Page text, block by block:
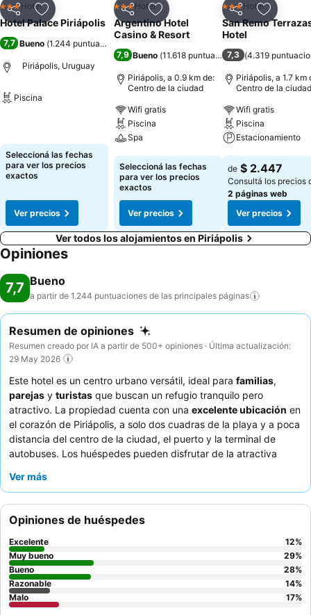
CompartirAñadir a favoritos
3 Estrellas
Hotel
Hotel Palace Piriápolis
7,7 Bueno (1.244 puntuaciones
Piriápolis, Uruguay
Piscina
Seleccioná las fechas
para ver los precios
exactos
Ver precios
CompartirAñadir a favoritos
3 Estrellas
Hotel
Argentino Hotel
Casino & Resort
7,9 Bueno (11.618 puntuaciones )
Piriápolis, a 0.9 km de:
Centro de la ciudad
Wifi gratis
Piscina
Spa
Ver precios
Seleccioná las fechas
para ver los precios
exactos
Ver precios
CompartirAñadir
3 Estrellas
Hotel
San Remo
Hotel
7,3 (4.319
Piriápolis, a 1.7 km
Centro de la ciudad
Wifi gratis
Piscina
Estacionamiento
Ver precios
de $ 2.447
Consultá los precios
2 páginas web
Ver precios
Ver todos los alojamientos en Piriápolis
Opiniones
7,7 Bueno
a partir de 1.244 puntuaciones de las principales páginas
Resumen de opiniones
Resumen creado por IA a partir de 500+ opiniones · Última actualización:
29 May 2026
Este hotel es un centro urbano versátil, ideal para familias,
parejas y turistas que buscan un refugio tranquilo pero
atractivo. La propiedad cuenta con una excelente ubicación en
el corazón de Piriápolis, a solo dos cuadras de la playa y a poca
distancia del centro de la ciudad, el puerto y la terminal de
autobuses. Los huéspedes pueden disfrutar de la atractiva
unasala de juegos
excepcional amabilidad y atención, complementando el
deliciosodesayuno buffetque ofrece una variedad de
productos caseros. Para disfrutar de vistas óptimas, se
recomienda a los huéspedes solicitar habitaciones en los pisos
superiores.
Ver más
Opiniones de huéspedes
Excelente 12%
Muy bueno
29%
Bueno
28%
Razonable
14%
Malo
17%